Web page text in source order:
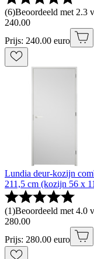
(6)Beoordeeld met 2.3
240.00
Prijs: 240.00 euro
Lundia deur-kozijn
211,5 cm (kozijn 56 x
(1)Beoordeeld met 4.0
280.00
Prijs: 280.00 euro